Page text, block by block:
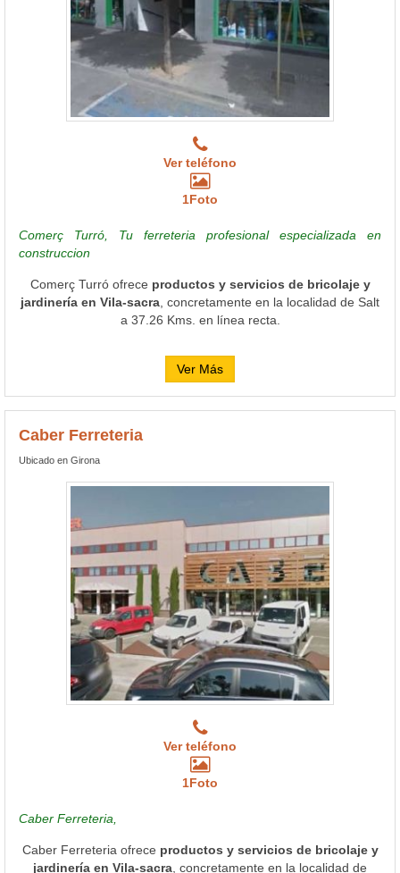
Ver teléfono
1Foto
Comerç Turró, Tu ferreteria profesional especializada en
construccion
Comerç Turró ofrece productos y servicios de bricolaje y
jardinería en Vila-sacra , concretamente en la localidad de Salt
a 37.26 Kms. en línea recta.
Ver Más
Caber Ferreteria
Ubicado en Girona
Ver teléfono
1Foto
Caber Ferreteria,
Caber Ferreteria ofrece productos y servicios de bricolaje y
jardinería en Vila-sacra , concretamente en la localidad de